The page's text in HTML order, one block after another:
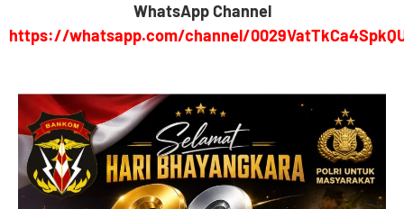
WhatsApp Channel
https://whatsapp.com/channel/